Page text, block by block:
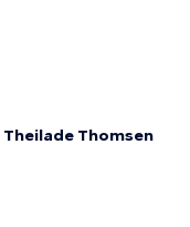
Theilade Thomsen